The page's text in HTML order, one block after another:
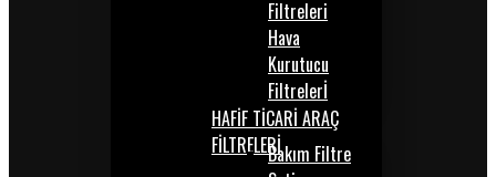
Filtreleri
Hava
Kurutucu
Filtrelerİ
HAFİF TİCARİ ARAÇ
FİLTRELERİBakım Filtre